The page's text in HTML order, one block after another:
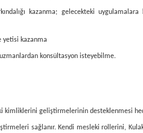
kazanma; gelecekteki
kazanma
konsültasyon isteyebilme.
kimliklerini geliştirmelerinin desteklenmesi
sağlanır. Kendi mesleki rollerini,